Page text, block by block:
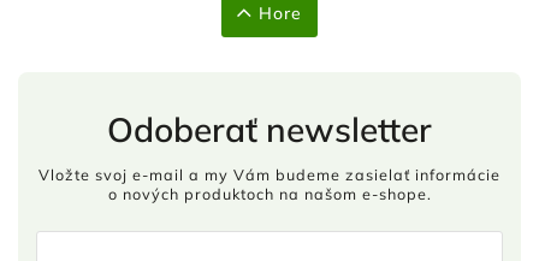
Hore
Odoberať newsletter
Vložte svoj e-mail a my Vám budeme zasielať informácie
o nových produktoch na našom e-shope.